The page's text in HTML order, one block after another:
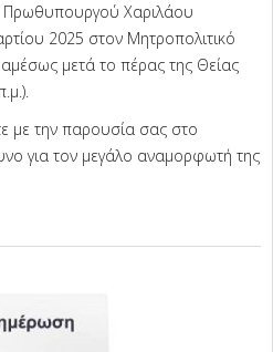
Πρωθυπουργού Χαριλάου
2025 στον Μητροπολιτικό
μετά το πέρας της Θείας
με την παρουσία σας στο
για τον μεγάλο αναμορφωτή της